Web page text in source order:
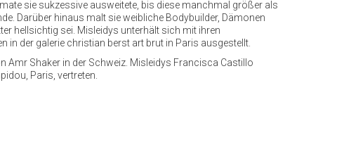
sie sukzessive ausweitete, bis diese manchmal größer als
Darüber hinaus malt sie weibliche Bodybuilder, Dämonen
hellsichtig sei. Misleidys unterhält sich mit ihren
in der galerie christian berst art brut in Paris ausgestellt.
Amr Shaker in der Schweiz. Misleidys Francisca Castillo
Paris, vertreten.